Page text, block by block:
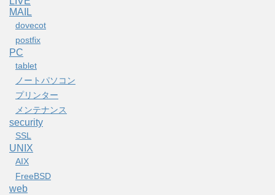
MAIL
dovecot
postfix
PC
tablet
ノートパソコン
プリンター
メンテナンス
security
SSL
UNIX
AIX
FreeBSD
web